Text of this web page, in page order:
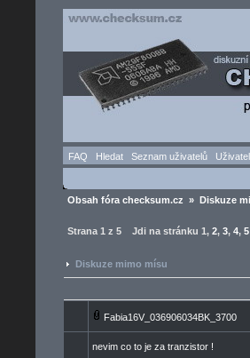
FAQ Hledat Seznam uživatelů
Obsah fóra checksum.cz » Diskuze
Strana 1 z 5 Jdi na stránku 1, 2, 3, 4, 5
Diskuze mimo mísu
Fabia16V_036906034BK_3700
nevim co to je za tranzistor !